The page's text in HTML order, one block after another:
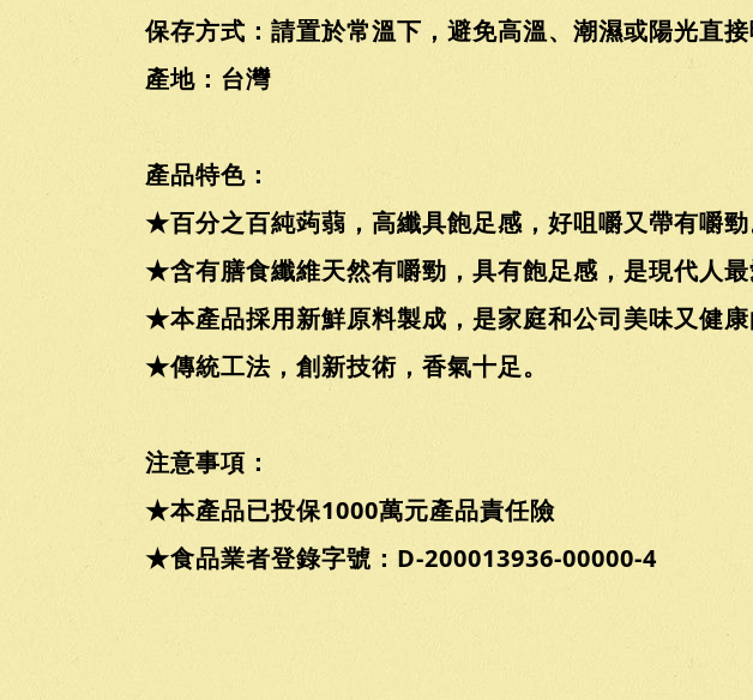
保存方式：請置於常溫下，避免高溫、潮濕或陽光直
產地：台灣
產品特色：
★百分之百純蒟蒻，高纖具飽足感，好咀嚼又帶有嚼勁
★含有膳食纖維天然有嚼勁，具有飽足感，是現代人最
★本產品採用新鮮原料製成，是家庭和公司美味又健康
★傳統工法，創新技術，香氣十足。
注意事項：
★本產品已投保1000萬元產品責任險
★食品業者登錄字號：D-200013936-00000-4